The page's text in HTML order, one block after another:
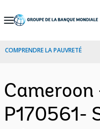
Skip
Navigation
COMPRENDRE LA PAUVRETÉ
Cameroon
P170561-